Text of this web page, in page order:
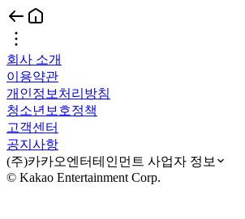
회사 소개
이용약관
개인정보처리방침
청소년보호정책
고객센터
공지사항
(주)카카오엔터테인먼트 사업자 정보
© Kakao Entertainment Corp.